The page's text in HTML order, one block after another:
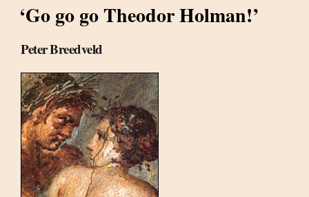
‘Go go go Theodor Holman!’
Peter Breedveld